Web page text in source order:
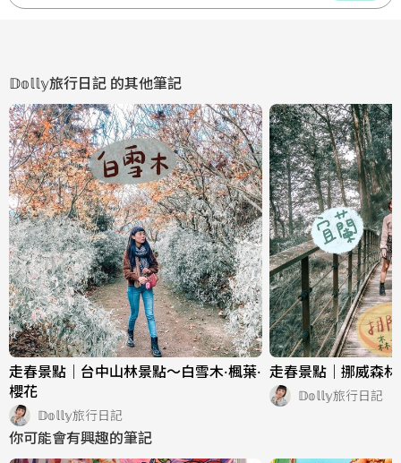
𝔻𝕠𝕝𝕝𝕪旅行日記 的其他筆記
走春景點｜台中山林景點～白雪木·楓葉·
櫻花
𝔻𝕠𝕝𝕝𝕪旅行日記
走春景點｜挪威森
𝔻𝕠𝕝𝕝𝕪旅行日記
你可能會有興趣的筆記